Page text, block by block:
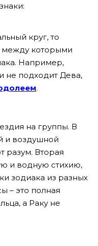
круг, то
между которыми
Например,
не подходит Дева,
.
на группы. В
и воздушной
разум. Вторая
и водную стихию,
зодиака из разных
– это полная
а Раку не